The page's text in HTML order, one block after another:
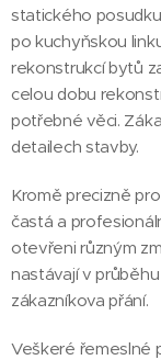
statického
po kuchyňskou
rekonstrukcí bytů
celou dobu
potřebné věci.
detailech stavby.
Kromě precizně
častá a
otevřeni různým
nastávají v
zákazníkova přání.
Veškeré řemeslné